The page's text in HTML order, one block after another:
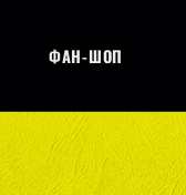
ФАН-ШОП